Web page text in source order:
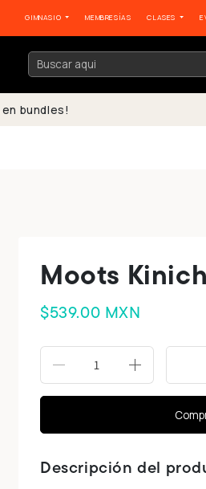
GIMNASIO MEMBRESÍAS CLASES
en bundles!
Moots
$539.00 MXN
+
Descripción del